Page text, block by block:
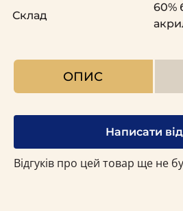
Склад
60%
ОПИС
Написати
Відгуків про цей товар ще не